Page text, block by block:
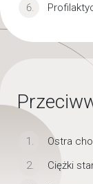
Ostra
Ciężki